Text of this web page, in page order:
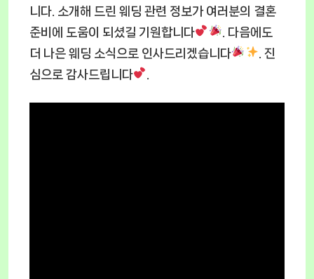
니다. 소개해 드린 웨딩 관련 정보가 여러분의 결혼
준비에 도움이 되셨길 기원합니다
. 다음에도
더 나은 웨딩 소식으로 인사드리겠습니다
. 진
심으로 감사드립니다